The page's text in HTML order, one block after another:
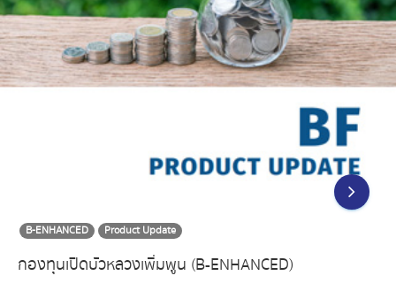
B-ENHANCED Product Update
กองทุนเปิดบัวหลวงเพิ่มพูน (B-ENHANCED)